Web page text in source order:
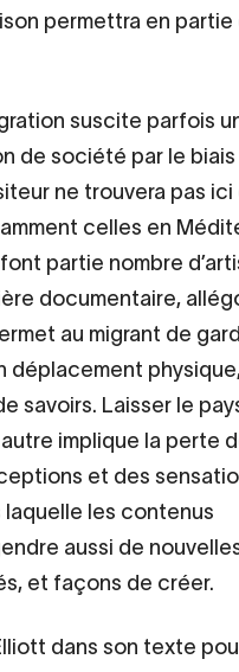
permettra en partie
suscite parfois
de société par le biais
ne trouvera pas ici
celles en
partie nombre
documentaire,
au migrant de
déplacement
savoirs. Laisser le
implique la perte
et des
laquelle les contenus
aussi de
et façons de créer.
dans son texte